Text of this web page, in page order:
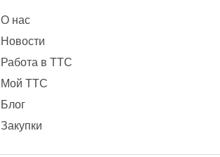
О нас
Новости
Работа в ТТС
Мой ТТС
Блог
Закупки